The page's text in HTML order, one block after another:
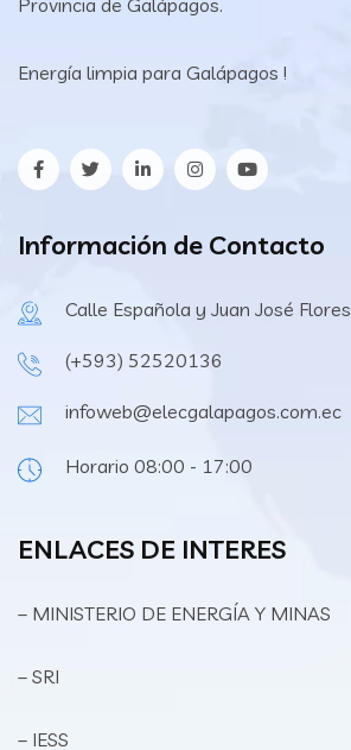
Provincia de Galápagos.
Energía limpia para Galápagos !
Información de Contacto
Calle Española y Juan José Flores
(+593) 52520136
infoweb@elecgalapagos.com.ec
Horario 08:00 - 17:00
ENLACES DE INTERES
– MINISTERIO DE ENERGÍA Y MINAS
– SRI
– IESS